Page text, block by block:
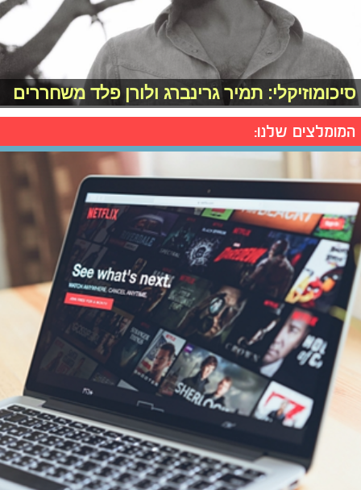
סיכומוזיקלי: תמיר גרינברג ולורן פלד משחררים
המומלצים שלנו: